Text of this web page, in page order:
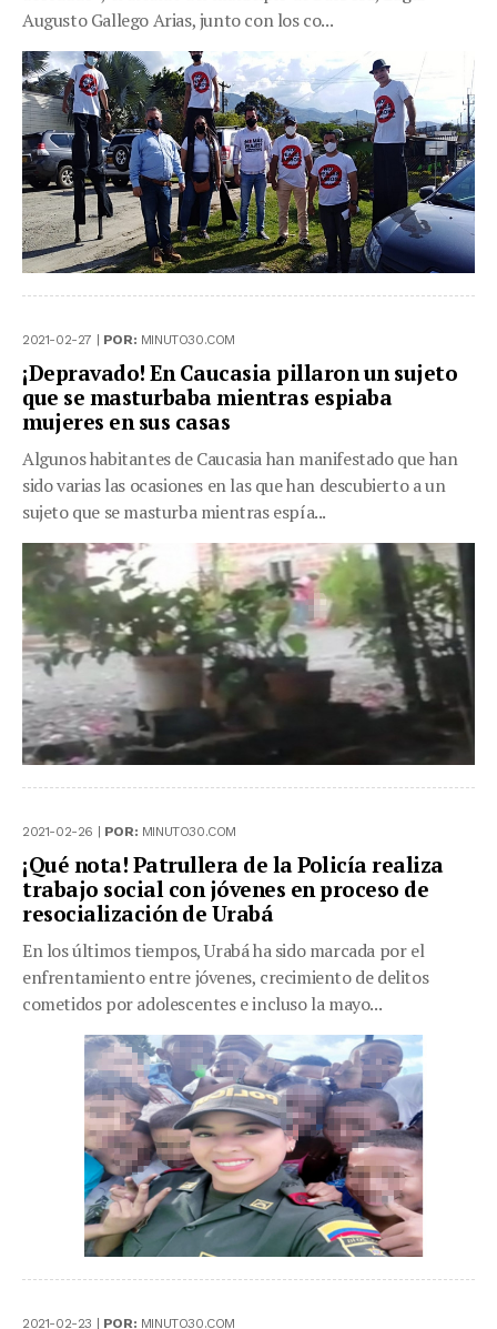
Augusto Gallego Arias, junto con los co...
2021-02-27 | POR: MINUTO30.COM
¡Depravado! En Caucasia pillaron un sujeto
que se masturbaba mientras espiaba
mujeres en sus casas
Algunos habitantes de Caucasia han manifestado que han
sido varias las ocasiones en las que han descubierto a un
sujeto que se masturba mientras espía...
2021-02-26 | POR: MINUTO30.COM
¡Qué nota! Patrullera de la Policía realiza
trabajo social con jóvenes en proceso de
resocialización de Urabá
En los últimos tiempos, Urabá ha sido marcada por el
enfrentamiento entre jóvenes, crecimiento de delitos
cometidos por adolescentes e incluso la mayo...
2021-02-23 | POR: MINUTO30.COM